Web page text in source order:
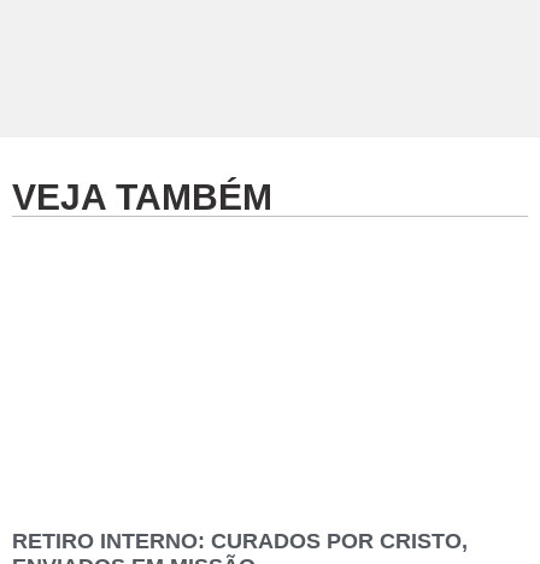
VEJA TAMBÉM
RETIRO INTERNO: CURADOS POR CRISTO,